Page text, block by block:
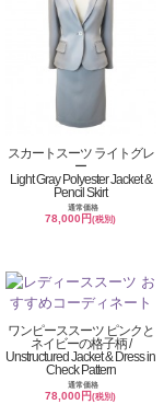
スカートスーツ ライトグレ
ー
Light Gray Polyester Jacket &
Pencil Skirt
通常価格
78,000円(税別)
ワンピーススーツ ピンクと
ネイビーの格子柄 /
Unstructured Jacket & Dress in
Check Pattern
通常価格
78,000円(税別)